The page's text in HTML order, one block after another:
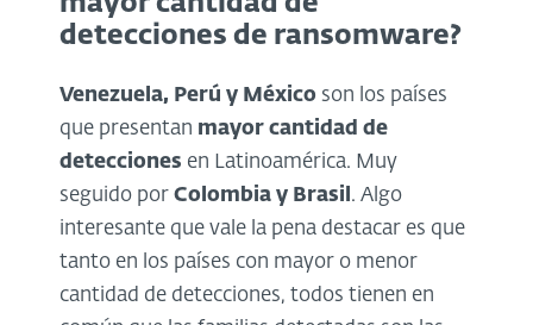
detecciones de ransomware?
Venezuela, Perú y México son los países
que presentan mayor cantidad de
detecciones en Latinoamérica. Muy
seguido por Colombia y Brasil . Algo
interesante que vale la pena destacar es que
tanto en los países con mayor o menor
cantidad de detecciones, todos tienen en